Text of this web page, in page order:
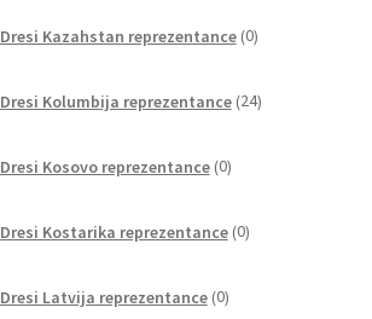
Dresi Kazahstan reprezentance 0izdelkov
Dresi Kolumbija reprezentance 24izdelkov
Dresi Kosovo reprezentance 0izdelkov
Dresi Kostarika reprezentance 0izdelkov
Dresi Latvija reprezentance 0izdelkov